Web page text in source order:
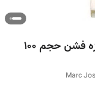
عطر زنانه مارک جوزف مدل آکوا دی الیزه فشن حجم 100
Marc